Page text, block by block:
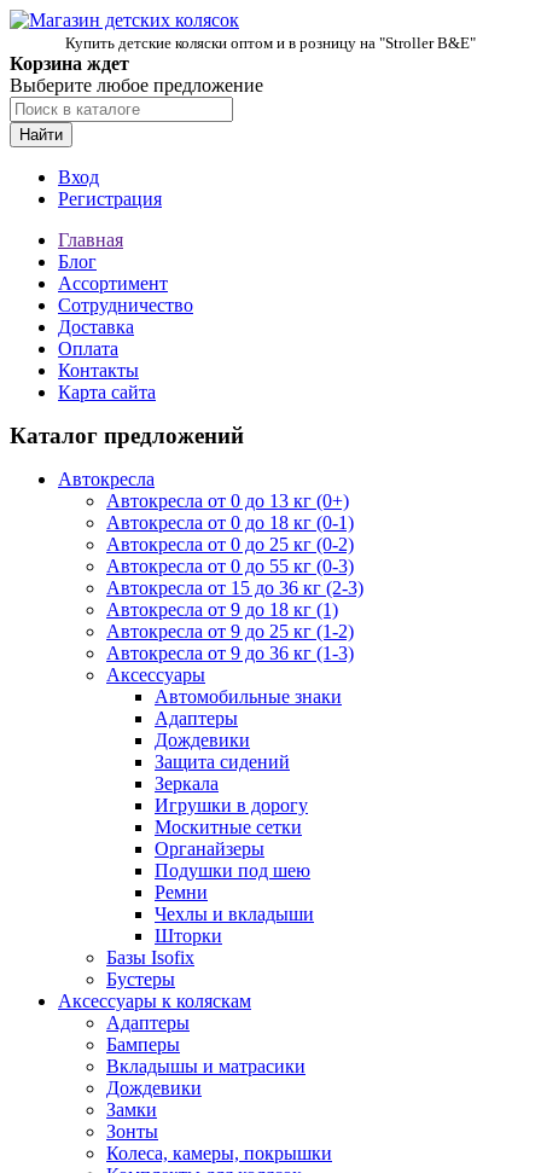
Купить детские коляски оптом и в розницу на "Stroller B&E"
Корзина ждет
Выберите любое предложение
Найти
Вход
Регистрация
Главная
Блог
Ассортимент
Сотрудничество
Доставка
Оплата
Контакты
Карта сайта
Каталог предложений
Автокресла
Автокресла от 0 до 13 кг (0+)
Автокресла от 0 до 18 кг (0-1)
Автокресла от 0 до 25 кг (0-2)
Автокресла от 0 до 55 кг (0-3)
Автокресла от 15 до 36 кг (2-3)
Автокресла от 9 до 18 кг (1)
Автокресла от 9 до 25 кг (1-2)
Автокресла от 9 до 36 кг (1-3)
Аксессуары
Автомобильные знаки
Адаптеры
Дождевики
Защита сидений
Зеркала
Игрушки в дорогу
Москитные сетки
Органайзеры
Подушки под шею
Ремни
Чехлы и вкладыши
Шторки
Базы Isofix
Бустеры
Аксессуары к коляскам
Адаптеры
Бамперы
Вкладышы и матрасики
Дождевики
Замки
Зонты
Колеса, камеры, покрышки